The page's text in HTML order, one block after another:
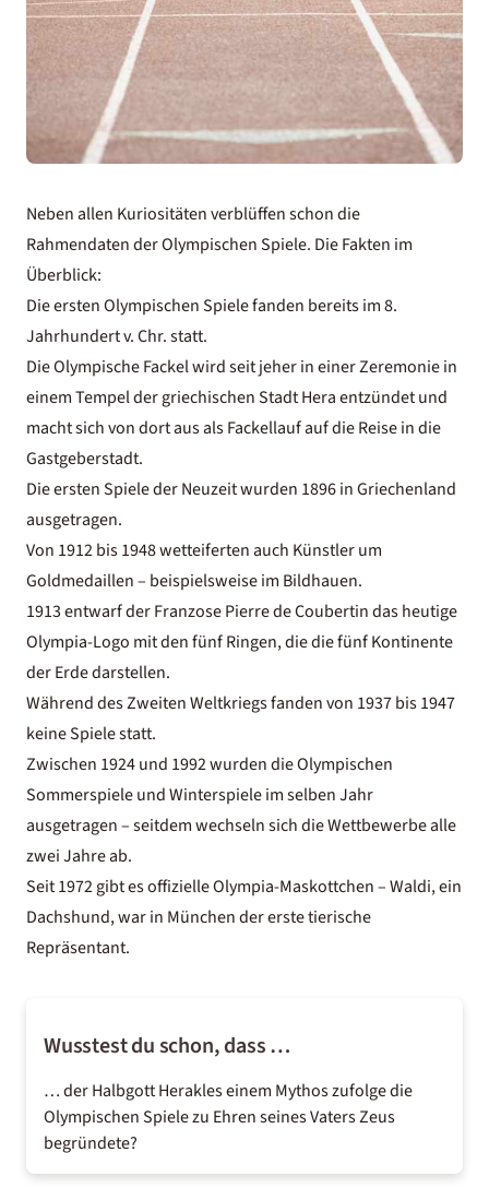
Neben allen Kuriositäten verblüffen schon die
Rahmendaten der Olympischen Spiele. Die Fakten im
Überblick:
Die ersten Olympischen Spiele fanden bereits im 8.
Jahrhundert v. Chr. statt.
Die Olympische Fackel wird seit jeher in einer Zeremonie in
einem Tempel der griechischen Stadt Hera entzündet und
macht sich von dort aus als Fackellauf auf die Reise in die
Gastgeberstadt.
Die ersten Spiele der Neuzeit wurden 1896 in Griechenland
ausgetragen.
Von 1912 bis 1948 wetteiferten auch Künstler um
Goldmedaillen – beispielsweise im Bildhauen.
1913 entwarf der Franzose Pierre de Coubertin das heutige
Olympia-Logo mit den fünf Ringen, die die fünf Kontinente
der Erde darstellen.
Während des Zweiten Weltkriegs fanden von 1937 bis 1947
keine Spiele statt.
Zwischen 1924 und 1992 wurden die Olympischen
Sommerspiele und Winterspiele im selben Jahr
ausgetragen – seitdem wechseln sich die Wettbewerbe alle
zwei Jahre ab.
Seit 1972 gibt es offizielle Olympia-Maskottchen – Waldi, ein
Dachshund, war in München der erste tierische
Repräsentant.
Wusstest du schon, dass …
… der Halbgott Herakles einem Mythos zufolge die
Olympischen Spiele zu Ehren seines Vaters Zeus
begründete?